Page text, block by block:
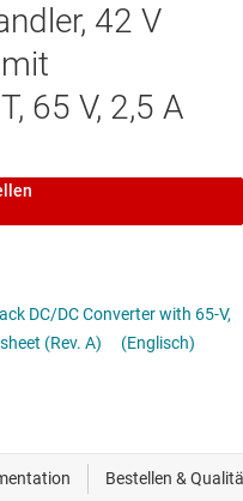
42 V
65 V, 2,5 A
DC/DC Converter with 65-V,
(Rev. A)
(Englisch)